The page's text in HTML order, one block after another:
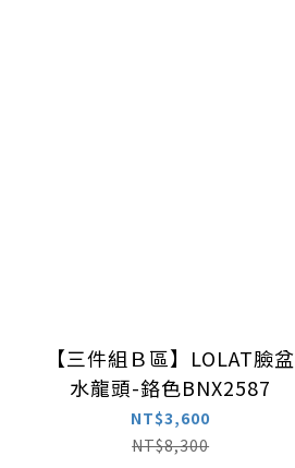
【三件組Ｂ區】LOLAT臉盆
水龍頭-鉻色BNX2587
NT$3,600
NT$8,300